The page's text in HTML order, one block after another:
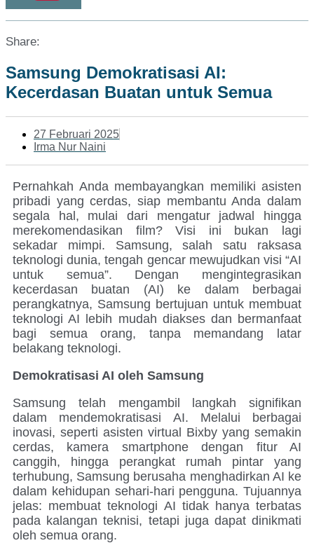
Share:
Samsung Demokratisasi AI:
Kecerdasan Buatan untuk Semua
27 Februari 2025
Irma Nur Naini
Pernahkah Anda membayangkan memiliki asisten
pribadi yang cerdas, siap membantu Anda dalam
segala hal, mulai dari mengatur jadwal hingga
merekomendasikan film? Visi ini bukan lagi
sekadar mimpi. Samsung, salah satu raksasa
teknologi dunia, tengah gencar mewujudkan visi “AI
untuk semua”. Dengan mengintegrasikan
kecerdasan buatan (AI) ke dalam berbagai
perangkatnya, Samsung bertujuan untuk membuat
teknologi AI lebih mudah diakses dan bermanfaat
bagi semua orang, tanpa memandang latar
belakang teknologi.
Demokratisasi AI oleh Samsung
Samsung telah mengambil langkah signifikan
dalam mendemokratisasi AI. Melalui berbagai
inovasi, seperti asisten virtual Bixby yang semakin
cerdas, kamera smartphone dengan fitur AI
canggih, hingga perangkat rumah pintar yang
terhubung, Samsung berusaha menghadirkan AI ke
dalam kehidupan sehari-hari pengguna. Tujuannya
jelas: membuat teknologi AI tidak hanya terbatas
pada kalangan teknisi, tetapi juga dapat dinikmati
oleh semua orang.